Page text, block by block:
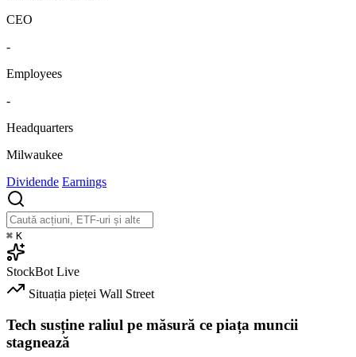
CEO
-
Employees
-
Headquarters
Milwaukee
Dividende Earnings
⌘ K
StockBot Live
Situația pieței Wall Street
Tech susține raliul pe măsură ce piața muncii
stagnează